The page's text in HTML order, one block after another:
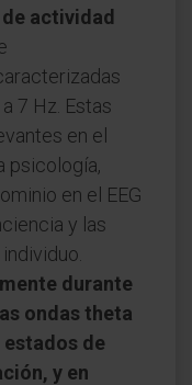
actividad
7 Hz. Estas
en el
psicología,
en el EEG
y las
durante
ondas theta
estados de
y en